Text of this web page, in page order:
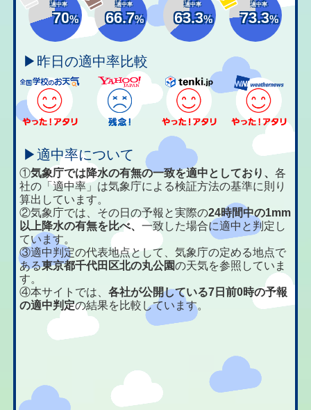
適中率
70%
適中率
66.7%
適中率
63.3%
適中率
73.3%
▶昨日の適中率比較
▶適中率について
①気象庁では降水の有無の一致を適中としており、各
社の「適中率」は気象庁による検証方法の基準に則り
算出しています。
②気象庁では、その日の予報と実際の24時間中の1mm
以上降水の有無を比べ、一致した場合に適中と判定し
ています。
③適中判定の代表地点として、気象庁の定める地点で
ある東京都千代田区北の丸公園の天気を参照していま
す。
④本サイトでは、各社が公開している7日前0時の予報
の適中判定の結果を比較しています。